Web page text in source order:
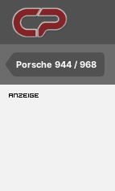
Porsche 944 / 968